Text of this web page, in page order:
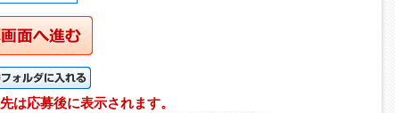
む
ルダに入れる
は応募後に表示されます。